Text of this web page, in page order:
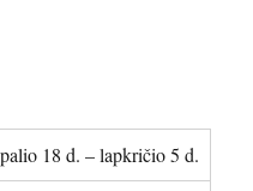
18 d. – lapkričio 5 d.